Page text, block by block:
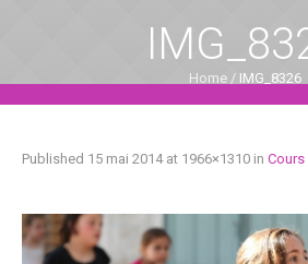
Home / IMG_8326
Published 15 mai 2014at 1966×1310 in Cours